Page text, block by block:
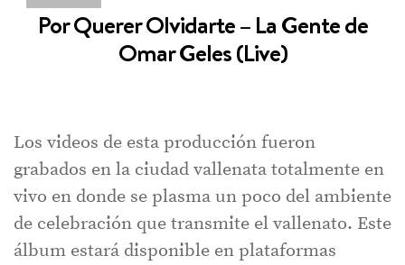
Por Querer Olvidarte – La Gente de
Omar Geles (Live)
Los videos de esta producción fueron
grabados en la ciudad vallenata totalmente en
vivo en donde se plasma un poco del ambiente
de celebración que transmite el vallenato. Este
álbum estará disponible en plataformas